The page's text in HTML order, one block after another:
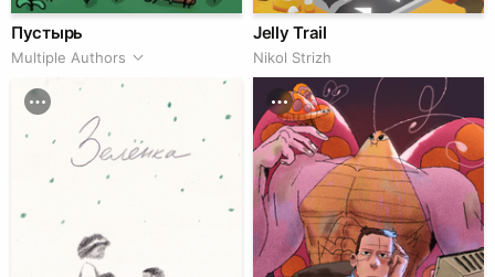
Пустырь
Multiple Authors
Jelly Trail
Nikol Strizh